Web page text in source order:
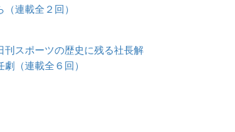
（連載全２回）
刊スポーツの歴史に残る社長解
劇（連載全６回）